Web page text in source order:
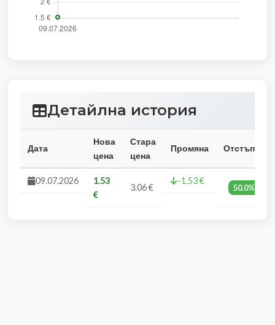
Детайлна история
Дата
Нова
цена
Стара
цена
Промяна Отстъпка
09.07.2026
1.53
€
3.06 €
-1.53 €
50.0%